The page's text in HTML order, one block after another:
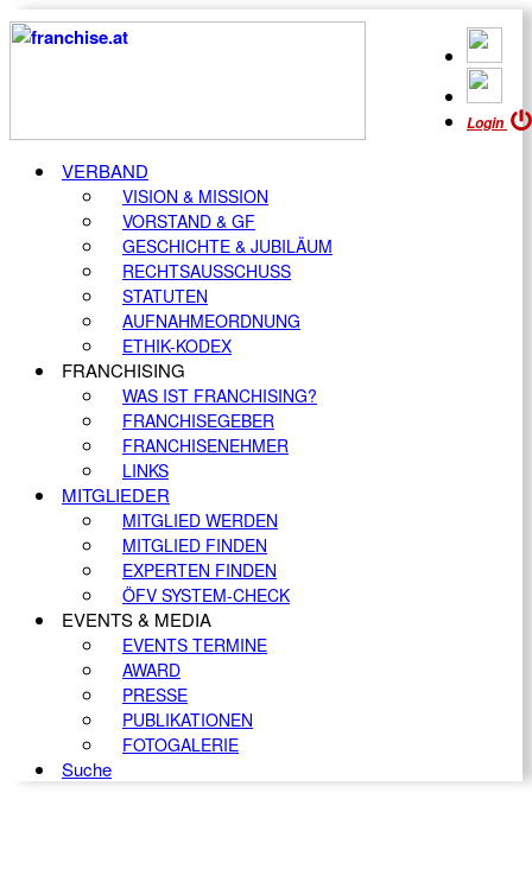
Login
VERBAND
VISION & MISSION
VORSTAND & GF
GESCHICHTE & JUBILÄUM
RECHTSAUSSCHUSS
STATUTEN
AUFNAHMEORDNUNG
ETHIK-KODEX
FRANCHISING
WAS IST FRANCHISING?
FRANCHISEGEBER
FRANCHISENEHMER
LINKS
MITGLIEDER
MITGLIED WERDEN
MITGLIED FINDEN
EXPERTEN FINDEN
ÖFV SYSTEM-CHECK
EVENTS & MEDIA
EVENTS TERMINE
AWARD
PRESSE
PUBLIKATIONEN
FOTOGALERIE
Suche